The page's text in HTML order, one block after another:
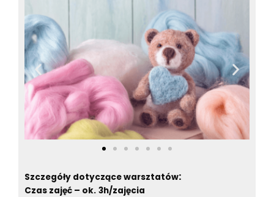
Szczegóły dotyczące warsztatów:
Czas zajęć – ok. 3h/zajęcia